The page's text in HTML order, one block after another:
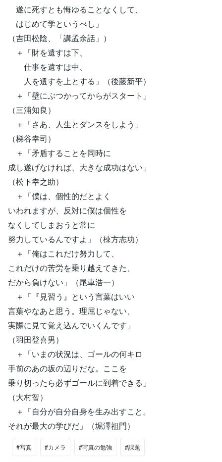
遂に死すとも悔ゆることなくして、
はじめて学というべし」
（吉田松陰、「講孟余話」）
＋「財を遺すは下、
仕事を遺すは中、
人を遺すを上とする」（後藤新平）
＋「壁にぶつかってからがスタート」
（三浦知良）
＋「さあ、人生とダンスをしよう」
（梯谷幸司）
＋「矛盾することを同時に
成し遂げなければ、大きな成功はない」
（松下幸之助）
＋「僕は、個性的だとよく
いわれますが、反対に僕は個性を
なくしてしまおうと常に
努力しているんですよ」（棟方志功）
＋「俺はこれだけ努力して、
これだけの苦労を乗り越えてきた、
だから負けない」（尾車浩一）
＋「『見習う』という言葉はいい
言葉やなあと思う。理屈じゃない、
実際に見て覚え込んでいくんです」
（羽田登喜男）
＋「いまの状況は、ゴールの何キロ
手前のあの坂の辺りだな。ここを
乗り切ったら必ずゴールに到着できる」
（大村智）
＋「自分が自分自身を生み出すこと。
それが最大の学びだ」（堀澤祖門）
#写真 #カメラ #写真の勉強 #課題